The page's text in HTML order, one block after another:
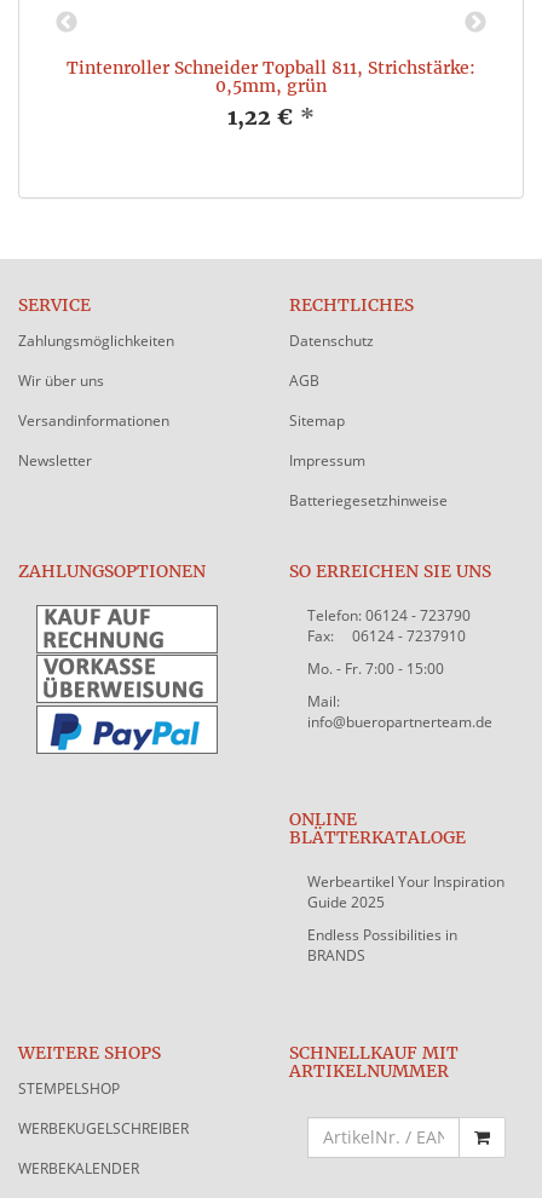
Tintenroller Schneider Topball 811, Strichstärke:
0,5mm, grün
1,22 € *
SERVICE
Zahlungsmöglichkeiten
Wir über uns
Versandinformationen
Newsletter
RECHTLICHES
Datenschutz
AGB
Sitemap
Impressum
Batteriegesetzhinweise
ZAHLUNGSOPTIONEN SO ERREICHEN SIE UNS
Telefon: 06124 - 723790
Fax: 06124 - 7237910
Mo. - Fr. 7:00 - 15:00
Mail:
info@bueropartnerteam.de
ONLINE
BLÄTTERKATALOGE
Werbeartikel Your Inspiration
Guide 2025
Endless Possibilities in
BRANDS
WEITERE SHOPS
STEMPELSHOP
WERBEKUGELSCHREIBER
WERBEKALENDER
SCHNELLKAUF MIT
ARTIKELNUMMER